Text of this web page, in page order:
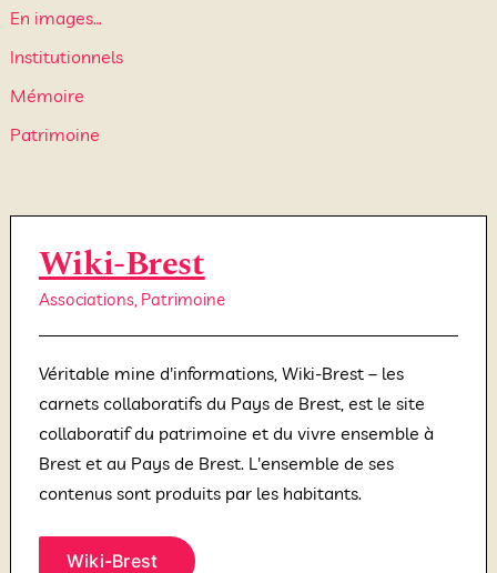
En images…
Institutionnels
Mémoire
Patrimoine
Wiki-Brest
Associations, Patrimoine
Véritable mine d'informations, Wiki-Brest – les
carnets collaboratifs du Pays de Brest, est le site
collaboratif du patrimoine et du vivre ensemble à
Brest et au Pays de Brest. L'ensemble de ses
contenus sont produits par les habitants.
Wiki-Brest